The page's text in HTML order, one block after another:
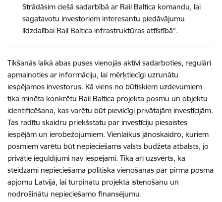
Strādāsim ciešā sadarbībā ar Rail Baltica komandu, lai
sagatavotu investoriem interesantu piedāvājumu
līdzdalībai Rail Baltica infrastruktūras attīstībā”.
Tikšanās laikā abas puses vienojās aktīvi sadarboties, regulāri
apmainoties ar informāciju, lai mērķtiecīgi uzrunātu
iespējamos investorus. Kā viens no būtiskiem uzdevumiem
tika minēta konkrētu Rail Baltica projekta posmu un objektu
identificēšana, kas varētu būt pievilcīgi privātajām investīcijām.
Tas radītu skaidru priekšstatu par investīciju piesaistes
iespējām un ierobežojumiem. Vienlaikus jānoskaidro, kuriem
posmiem varētu būt nepieciešams valsts budžeta atbalsts, jo
privātie ieguldījumi nav iespējami. Tika arī uzsvērts, ka
steidzami nepieciešama politiska vienošanās par pirmā posma
apjomu Latvijā, lai turpinātu projekta īstenošanu un
nodrošinātu nepieciešamo finansējumu.